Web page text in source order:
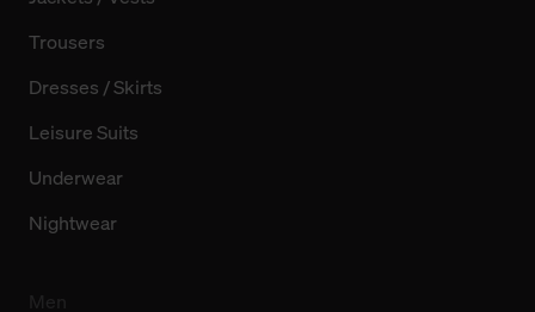
Trousers
Dresses / Skirts
Leisure Suits
Underwear
Nightwear